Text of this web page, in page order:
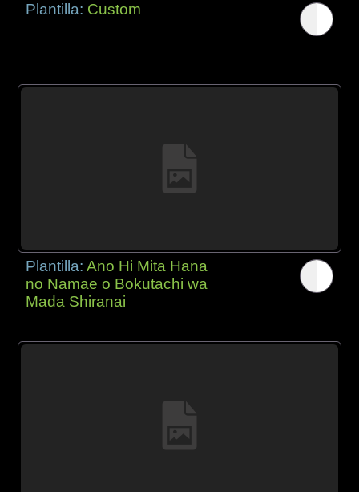
Plantilla: Custom
Plantilla:Ano Hi Mita Hana
no Namae o Bokutachi wa
Mada Shiranai